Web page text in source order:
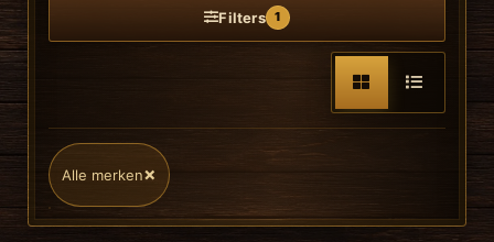
Filters 1
Alle merken×